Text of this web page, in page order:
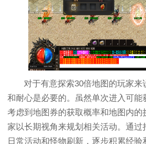
对于有意探索30倍地图的玩家来
和耐心是必要的。虽然单次进入可能
考虑到地图券的获取概率和地图内的
家以长期视角来规划相关活动。通过
日常活动和怪物刷新，逐步积累经